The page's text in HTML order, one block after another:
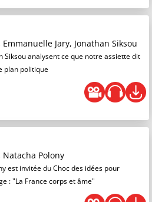
Emmanuelle Jary, Jonathan Siksou
Siksou analysent ce que notre assiette dit
plan politique
Natacha Polony
est invitée du Choc des idées pour
: "La France corps et âme"